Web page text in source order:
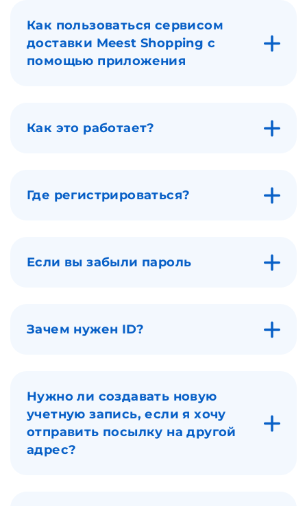
Как пользоваться сервисом
доставки Meest Shopping с
помощью приложения
Как это работает?
Где регистрироваться?
Если вы забыли пароль
Зачем нужен ID?
Нужно ли создавать новую
учетную запись, если я хочу
отправить посылку на другой
адрес?